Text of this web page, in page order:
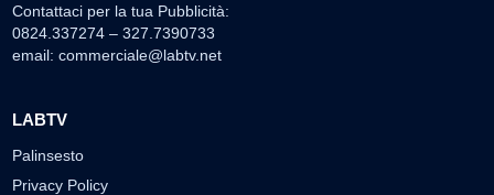
Contattaci per la tua Pubblicità:
0824.337274 – 327.7390733
email: commerciale@labtv.net
LABTV
Palinsesto
Privacy Policy